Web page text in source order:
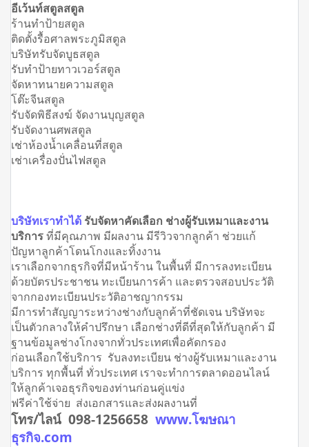
อีเว้นท์สตูลสตูล
ร้านทำป้ายสตูล
ติดตั้งรื้อศาลพระภูมิสตูล
บริษัทรับจัดบูธสตูล
รับทำป้ายทาวเวอร์สตูล
จัดหาทนายความสตูล
โต๊ะจีนสตูล
รับจัดพิธีสงฆ์ จัดงานบุญสตูล
รับจัดงานศพสตูล
เช่าห้องน้ำเคลื่อนที่สตูล
เช่าเครื่องปั่นไฟสตูล
บริษัทเราทำได้ รับจัดหาคัดเลือก ช่างผู้รับเหมาและงาน
บริการที่มีคุณภาพ มีผลงาน มีรีวิวจากลูกค้า ช่วยแก้
ปัญหาลูกค้าโดนโกงและทิ้งงาน
เราเลือกจากธุรกิจที่มีหน้าร้าน ในพื้นที่ มีการลงทะเบียน
ด้วยบัตรประชาชน ทะเบียนการค้า และตรวจสอบประวัติ
จากกองทะเบียนประวัติอาชญากรรม
มีการทำสัญญาระหว่างช่างกับลูกค้าที่ชัดเจน บริษัทจะ
เป็นตัวกลางให้คำปรึกษา เลือกช่างที่ดีที่สุดให้กับลูกค้า มี
ฐานข้อมูลช่างโกงจากทั่วประเทศเพื่อคัดกรอง
ก่อนเลือกใช้บริการ รับลงทะเบียน ช่างผู้รับเหมาและงาน
บริการ ทุกพื้นที่ ทั่วประเทศ เราจะทำการตลาดออนไลน์
ให้ลูกค้าเจอธุรกิจของท่านก่อนคู่แข่ง
ฟรีค่าใช้จ่าย ส่งเอกสารและส่งผลงานที่
โทร/ไลน์ 098-1256658 www.โฆษณา
ธุรกิจ.com